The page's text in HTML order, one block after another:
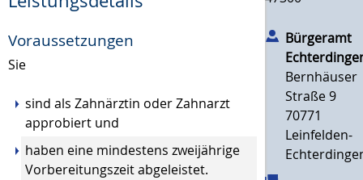
Voraussetzungen
Sie
sind als Zahnärztin oder Zahnarzt
approbiert und
haben eine mindestens zweijährige
Vorbereitungszeit abgeleistet.
Bürgeramt
Bernhäuser
Straße 9
70771
Leinfelden-